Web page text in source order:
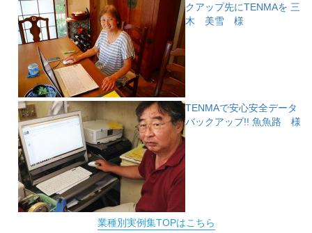
クアップ先にTENMAを 三
木 美雪 様
TENMAで安心安全データ
バックアップ!!魚魚路 様
業種別実例集TOPはこちら